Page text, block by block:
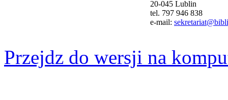
20-045 Lublin
tel. 797 946 838
e-mail:
Przejdz do wersji na